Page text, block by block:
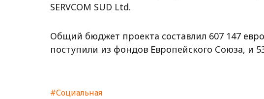
SERVCOM SUD Ltd.
Общий бюджет проекта составлил 607 147
поступили из фондов Европейского Союза, и
#Социальная